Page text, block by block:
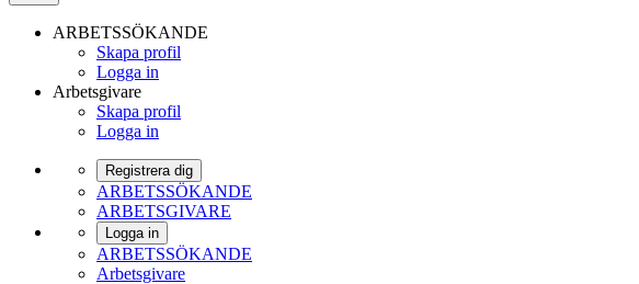
ARBETSSÖKANDE
Skapa profil
Logga in
Arbetsgivare
Skapa profil
Logga in
Registrera dig
ARBETSSÖKANDE
ARBETSGIVARE
Logga in
ARBETSSÖKANDE
Arbetsgivare